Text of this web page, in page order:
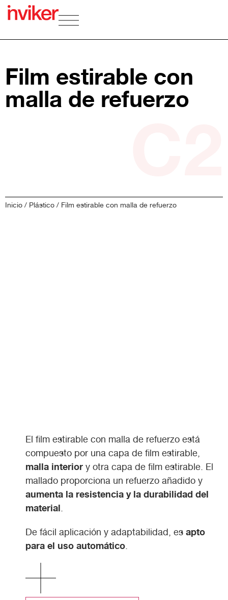
Film estirable con
malla de refuerzo
Inicio / Plástico / Film estirable con malla de refuerzo
El film estirable con malla de refuerzo está
compuesto por una capa de film estirable,
malla interior y otra capa de film estirable. El
mallado proporciona un refuerzo añadido y
aumenta la resistencia y la durabilidad del
material
De fácil aplicación y adaptabilidad, es apto
para el uso automático